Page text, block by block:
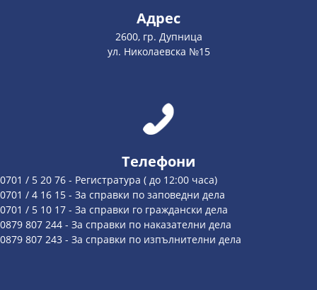
Адрес
2600, гр. Дупница
ул. Николаевска №15
Телефони
0701 / 5 20 76 - Регистратура ( до 12:00 часа)
0701 / 4 16 15 - За справки по заповедни дела
0701 / 5 10 17 - За справки го граждански дела
0879 807 244 - За справки по наказателни дела
0879 807 243 - За справки по изпълнителни дела